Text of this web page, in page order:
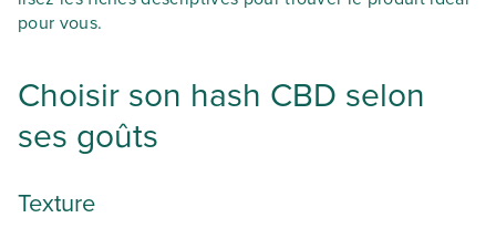
pour vous.
Choisir son hash CBD selon
ses goûts
Texture